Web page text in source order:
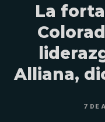
La
Alliana,
7 DE